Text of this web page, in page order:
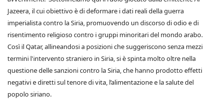
Jazeera, il cui obiettivo è di deformare i dati reali della guerra
imperialista contro la Siria, promuovendo un discorso di odio e di
risentimento religioso contro i gruppi minoritari del mondo arabo.
Così il Qatar, allineandosi a posizioni che suggeriscono senza mezzi
termini l'intervento straniero in Siria, si è spinta molto oltre nella
questione delle sanzioni contro la Siria, che hanno prodotto effetti
negativi e diretti sul tenore di vita, l’alimentazione e la salute del
popolo siriano.